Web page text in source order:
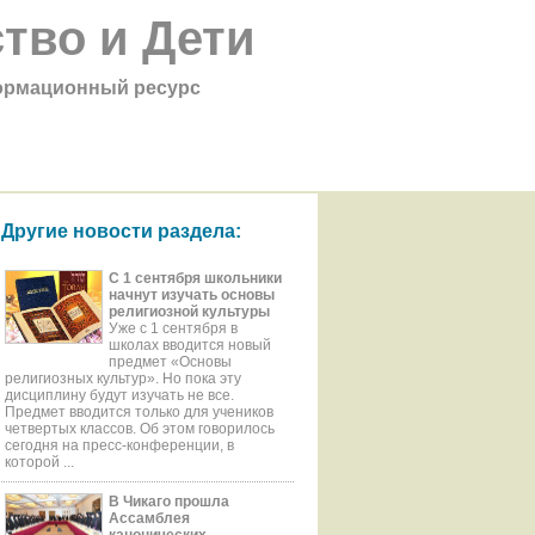
и Дети
ресурс
Другие новости раздела:
С 1 сентября школьники
начнут изучать основы
религиозной культуры
Уже с 1 сентября в
школах вводится новый
предмет «Основы
религиозных культур». Но пока эту
дисциплину будут изучать не все.
Предмет вводится только для учеников
четвертых классов. Об этом говорилось
сегодня на пресс-конференции, в
которой ...
В Чикаго прошла
Ассамблея